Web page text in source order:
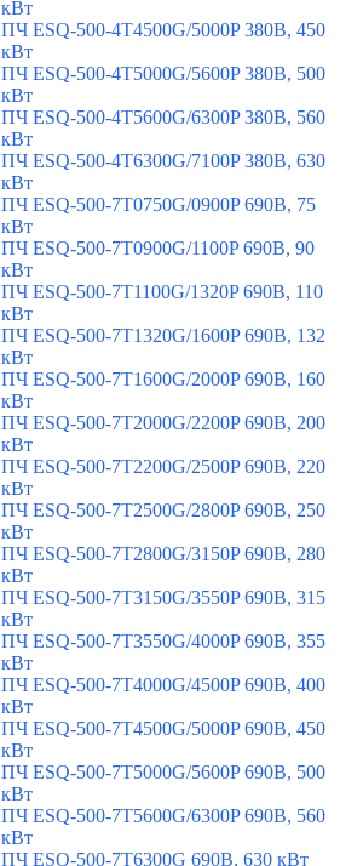
кВт
ПЧ ESQ-500-4T4500G/5000P 380В, 450
кВт
ПЧ ESQ-500-4T5000G/5600P 380В, 500
кВт
ПЧ ESQ-500-4T5600G/6300P 380В, 560
кВт
ПЧ ESQ-500-4T6300G/7100P 380В, 630
кВт
ПЧ ESQ-500-7T0750G/0900P 690В, 75
кВт
ПЧ ESQ-500-7T0900G/1100P 690В, 90
кВт
ПЧ ESQ-500-7T1100G/1320P 690В, 110
кВт
ПЧ ESQ-500-7T1320G/1600P 690В, 132
кВт
ПЧ ESQ-500-7T1600G/2000P 690В, 160
кВт
ПЧ ESQ-500-7T2000G/2200P 690В, 200
кВт
ПЧ ESQ-500-7T2200G/2500P 690В, 220
кВт
ПЧ ESQ-500-7T2500G/2800P 690В, 250
кВт
ПЧ ESQ-500-7T2800G/3150P 690В, 280
кВт
ПЧ ESQ-500-7T3150G/3550P 690В, 315
кВт
ПЧ ESQ-500-7T3550G/4000P 690В, 355
кВт
ПЧ ESQ-500-7T4000G/4500P 690В, 400
кВт
ПЧ ESQ-500-7T4500G/5000P 690В, 450
кВт
ПЧ ESQ-500-7T5000G/5600P 690В, 500
кВт
ПЧ ESQ-500-7T5600G/6300P 690В, 560
кВт
ПЧ ESQ-500-7T6300G 690В, 630 кВт